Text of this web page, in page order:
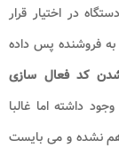
در اختیار قرار
فروشنده پس داده
کد فعال سازی
داشته اما غالبا
نشده و می بایست